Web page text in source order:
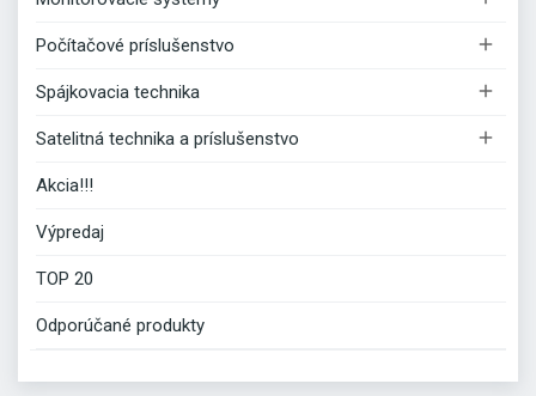
Počítačové príslušenstvo 
Spájkovacia technika 
Satelitná technika a príslušenstvo 
Akcia!!!
Výpredaj
TOP 20
Odporúčané produkty